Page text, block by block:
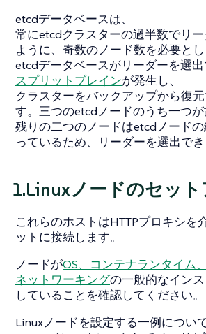
etcdデータベースは、
常にetcdクラスターの過半数でリ
ように、奇数のノード数を必要とし
etcdデータベースがリーダーを選出
スプリットブレインが発生し、
クラスターをバックアップから復
す。三つのetcdノードのうち一つが
残りの二つのノードはetcdノード
っているため、リーダーを選出でき
1.Linuxノードのセッ
これらのホストはHTTPプロキシを
ットに接続します。
ノードがOS、コンテナランタイム
ネットワーキングの一般的なイン
していることを確認してください。
Linuxノードを設定する一例につい